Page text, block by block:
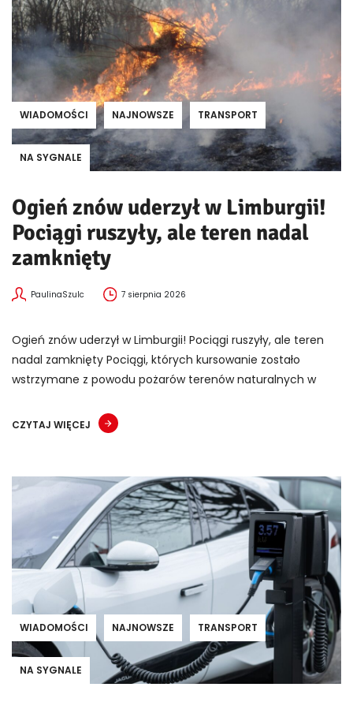
WIADOMOŚCI NAJNOWSZE TRANSPORT
NA SYGNALE
Ogień znów uderzył w Limburgii!
Pociągi ruszyły, ale teren nadal
zamknięty
PaulinaSzulc 7 sierpnia 2026
Ogień znów uderzył w Limburgii! Pociągi ruszyły, ale teren
nadal zamknięty Pociągi, których kursowanie zostało
wstrzymane z powodu pożarów terenów naturalnych w
CZYTAJ WIĘCEJ
WIADOMOŚCI NAJNOWSZE TRANSPORT
NA SYGNALE